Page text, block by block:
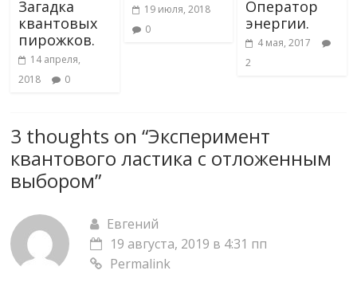
Загадка
квантовых
пирожков.
14 апреля,
2018
0
19 июля, 2018
0
Оператор
энергии.
4 мая, 2017
2
3 thoughts on “Эксперимент
квантового ластика с отложенным
выбором”
Евгений
19 августа, 2019 в 4:31 пп
Permalink